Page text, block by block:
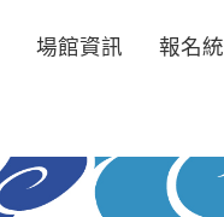
場館資訊 報名